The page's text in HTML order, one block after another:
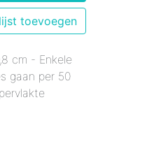
toevoegen
cm - Enkele
gaan per 50